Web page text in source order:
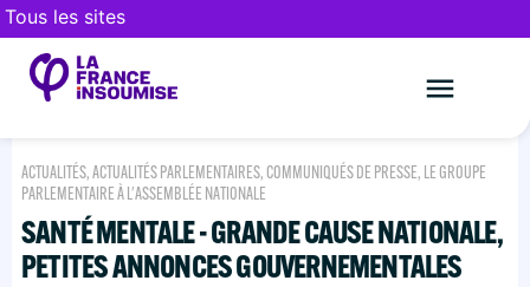
Tous les sites
ACTUALITÉS,ACTUALITÉS PARLEMENTAIRES, COMMUNIQUÉS DE PRESSE, LE GROUPE
PARLEMENTAIRE À L'ASSEMBLÉE NATIONALE
SANTÉ MENTALE - GRANDE CAUSE NATIONALE,
PETITES ANNONCES GOUVERNEMENTALES